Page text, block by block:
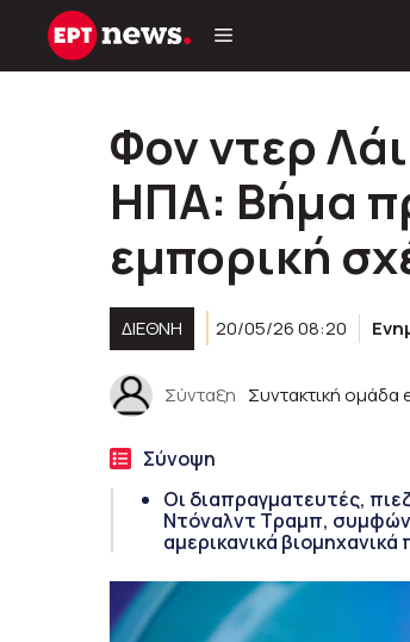
Μετάβαση
Φον ντερ
ΗΠΑ: Βήμα
εμπορική
ΔΙΕΘΝΉ 20/05/26 08:20
Σύνταξη Συντακτική ομάδα
Σύνοψη
Οι διαπραγματευτές,
Ντόναλντ Τραμπ,
αμερικανικά βιομηχανικά